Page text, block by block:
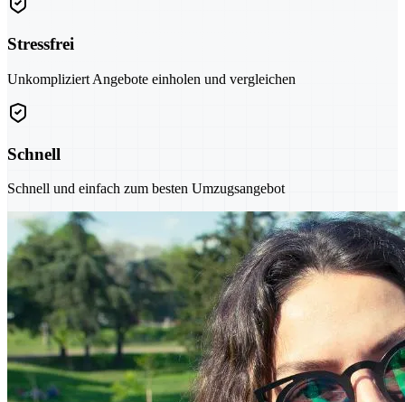
Stressfrei
Unkompliziert Angebote einholen und vergleichen
Schnell
Schnell und einfach zum besten Umzugsangebot